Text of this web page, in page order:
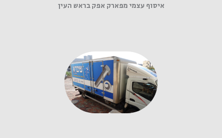
איסוף עצמי מפארק אפק בראש העין